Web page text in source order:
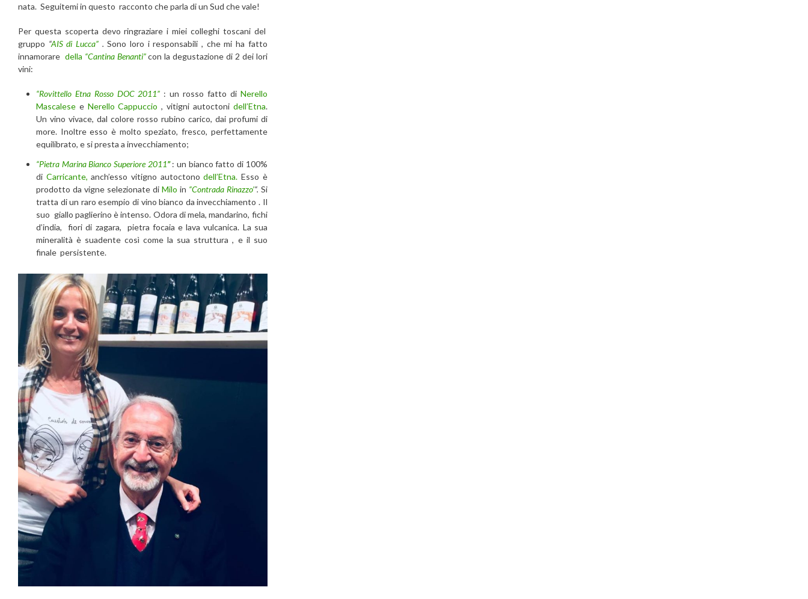
nata. Seguitemi in questo racconto che parla di un Sud che vale!
Per questa scoperta devo ringraziare i miei colleghi toscani del
gruppo “AIS di Lucca” . Sono loro i responsabili , che mi ha fatto
innamorare della “Cantina Benanti”con la degustazione di 2 dei lori
vini:
“Rovittello Etna Rosso DOC 2011” : un rosso fatto di Nerello
Mascalese e Nerello Cappuccio , vitigni autoctoni dell’Etna.
Un vino vivace, dal colore rosso rubino carico, dai profumi di
more. Inoltre esso è molto speziato, fresco, perfettamente
equilibrato, e si presta a invecchiamento;
“Pietra Marina Bianco Superiore 2011”: un bianco fatto di 100%
di Carricante, anch’esso vitigno autoctonodell’Etna.Esso è
prodotto da vigne selezionate di Milo in “Contrada Rinazzo’“. Si
tratta di un raro esempio di vino bianco da invecchiamento . Il
suo giallo paglierino è intenso. Odora di mela, mandarino, fichi
d’india, fiori di zagara, pietra focaia e lava vulcanica. La sua
mineralità è suadente così come la sua struttura , e il suo
finale persistente.